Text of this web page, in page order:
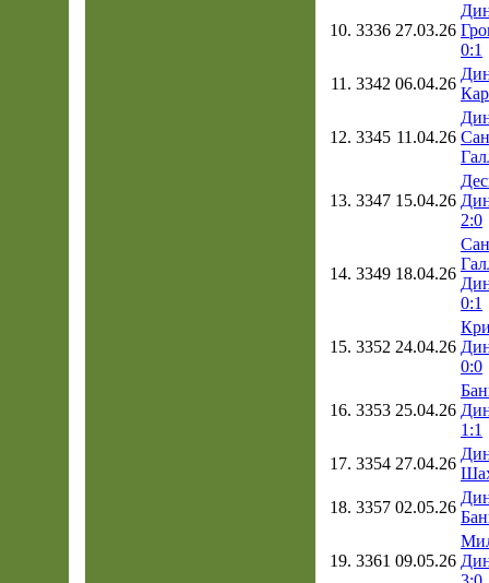
10. 3336 27.03.26
0:1
11. 3342 06.04.26
12. 3345 11.04.26
13. 3347 15.04.26
2:0
14. 3349 18.04.26
0:1
15. 3352 24.04.26
0:0
16. 3353 25.04.26
1:1
17. 3354 27.04.26
18. 3357 02.05.26
19. 3361 09.05.26